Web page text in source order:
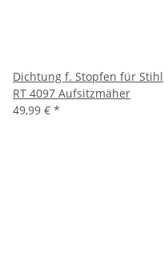
Dichtung f. Stopfen für Stihl
RT 4097 Aufsitzmäher
49,99 € *